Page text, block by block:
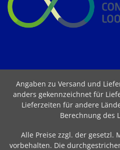
Angaben zu Versand und
anders gekennzeichnet für
Lieferzeiten für andere
Berechnung des
Alle Preise zzgl. der
vorbehalten. Die